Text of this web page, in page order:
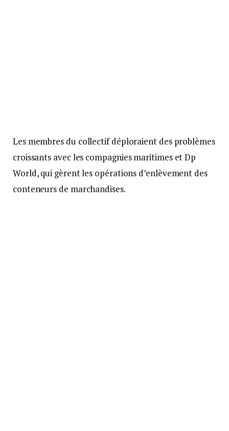
Les membres du collectif déploraient des problèmes
croissants avec les compagnies maritimes et Dp
World, qui gèrent les opérations d’enlèvement des
conteneurs de marchandises.